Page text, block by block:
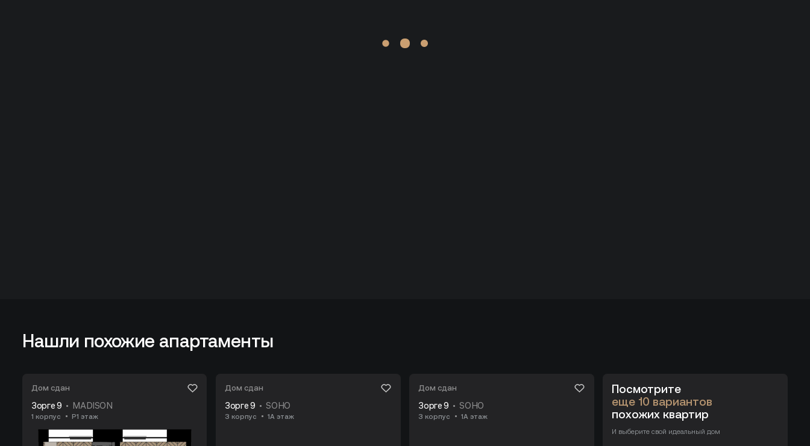
Нашли похожие апартаменты
Дом сдан
Зорге 9 MADISON
1 корпус P1 этаж
Дом сдан
Зорге 9 SOHO
3 корпус 1А этаж
Дом сдан
Зорге 9 SOHO
3 корпус 1А этаж
Посмотрите
еще 10 вариантов
похожих квартир
И выберите свой идеальный дом